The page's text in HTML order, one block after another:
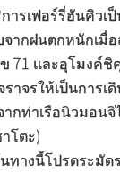
รเฟอร์รี่ฮันคิวเป็
จากฝนตกหนักเมื่
71 และอุโมงค์ชิ
าจรให้เป็นการเ
ากท่าเรือนิวมอน
โตะ)
ทางนี้โปรดระมัด